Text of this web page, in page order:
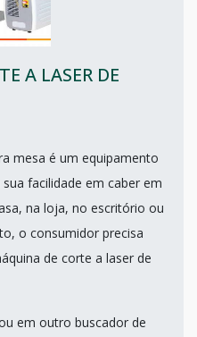
A LASER DE
mesa é um equipamento
facilidade em caber em
na loja, no escritório ou
o consumidor precisa
de corte a laser de
em outro buscador de